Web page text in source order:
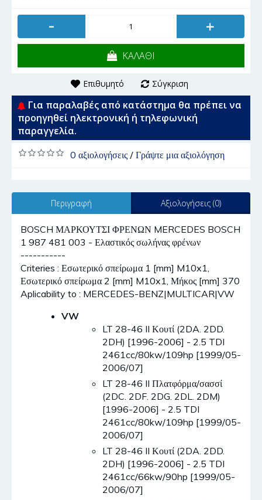
- +
ΚΑΛΑΘΙ
Επιθυμητό Σύγκριση
Για παραλαβές από κατάστημα θα πρέπει να
προηγηθεί ηλεκτρονική ή τηλεφωνική
παραγγελία.
0 αξιολογήσεις/ Γράψτε μια αξιολόγηση
Περιγραφή Αξιολογήσεις (0)
BOSCH ΜΑΡΚΟΥΤΣΙ ΦΡΕΝΩΝ MERCEDES BOSCH
1 987 481 003 - Ελαστικός σωλήνας φρένων
-----------
Criteries : Εσωτερικό σπείρωμα 1 [mm] M10x1,
Εσωτερικό σπείρωμα 2 [mm] M10x1, Μήκος [mm] 370
Aplicability to : MERCEDES-BENZ|MULTICAR|VW
VW
LT 28-46 II Κουτί (2DA. 2DD.
2DH) [1996-2006] - 2.5 TDI
2461cc/80kw/109hp [1999/05-
2006/07]
LT 28-46 II Πλατφόρμα/σασσί
(2DC. 2DF. 2DG. 2DL. 2DM)
[1996-2006] - 2.5 TDI
2461cc/80kw/109hp [1999/05-
2006/07]
LT 28-46 II Κουτί (2DA. 2DD.
2DH) [1996-2006] - 2.5 TDI
2461cc/66kw/90hp [1999/05-
2006/07]